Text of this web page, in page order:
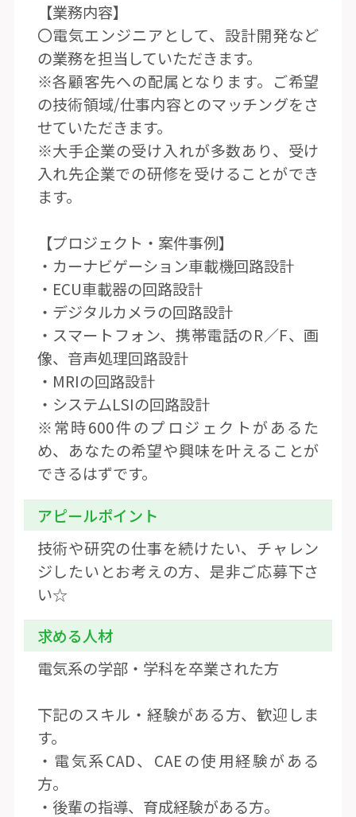
【業務内容】
〇電気エンジニアとして、設計開発など
の業務を担当していただきます。
※各顧客先への配属となります。ご希望
の技術領域/仕事内容とのマッチングをさ
せていただきます。
※大手企業の受け入れが多数あり、受け
入れ先企業での研修を受けることができ
ます。
【プロジェクト・案件事例】
・カーナビゲーション車載機回路設計
・ECU車載器の回路設計
・デジタルカメラの回路設計
・スマートフォン、携帯電話のR／F、画
像、音声処理回路設計
・MRIの回路設計
・システムLSIの回路設計
※常時600件のプロジェクトがあるた
め、あなたの希望や興味を叶えることが
できるはずです。
アピールポイント
技術や研究の仕事を続けたい、チャレン
ジしたいとお考えの方、是非ご応募下さ
い☆
求める人材
電気系の学部・学科を卒業された方
下記のスキル・経験がある方、歓迎しま
す。
・電気系CAD、CAEの使用経験がある
方。
・後輩の指導、育成経験がある方。